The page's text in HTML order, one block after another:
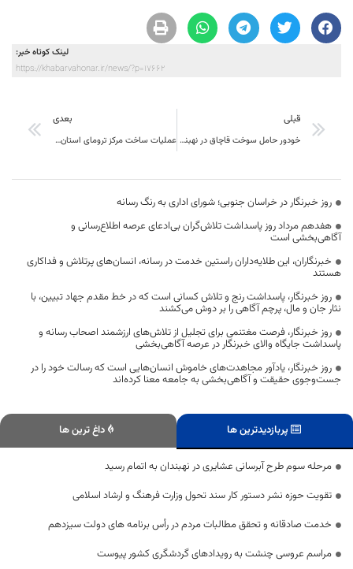
لینک کوتاه خبر:
https://khabarvahonar.ir/news/?p=17662
قبلی
خودور حامل سوخت قاچاق در نهبندان در آتش سوخت
بعدی
عملیات ساخت مرکز ترومای استان از دو ماه آینده آغاز خواهد شد
روز خبرنگار در خراسان جنوبی؛ شورای اداری به رنگ رسانه
هفدهم مرداد روز پاسداشت تلاش‌گران بی‌ادعای عرصه اطلاع‌رسانی و
آگاهی‌بخشی است
خبرنگاران، این طلایه‌داران راستین خدمت در رسانه، انسان‌های پرتلاش و فداکاری
هستند
روز خبرنگار، پاسداشت رنج و تلاش کسانی است که در خط مقدم جهاد تبیین، با
نثار جان و مال، پرچم آگاهی را بر دوش می‌کشند
روز خبرنگار، فرصت مغتنمی برای تجلیل از تلاش‌های ارزشمند اصحاب رسانه و
پاسداشت جایگاه والای خبرنگار در عرصه آگاهی‌بخشی
روز خبرنگار، یادآور مجاهدت‌های خاموش انسان‌هایی است که رسالت خود را در
جست‌وجوی حقیقت و آگاهی‌بخشی به جامعه معنا کرده‌اند
پربازدیدترین ها داغ ترین ها
مرحله سوم طرح آبرسانی عشایری در نهبندان به اتمام رسید
تقویت حوزه نشر دستور کار سند تحول وزارت فرهنگ و ارشاد اسلامی
خدمت صادقانه و تحقق مطالبات مردم در رأس برنامه های دولت سیزدهم
مراسم عروسی چنشت به رویدادهای گردشگری کشور پیوست